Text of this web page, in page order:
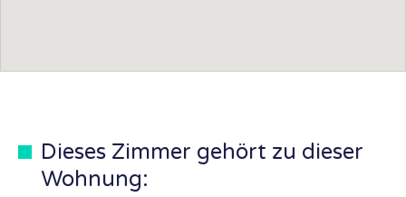
Dieses Zimmer gehört zu dieser
Wohnung: